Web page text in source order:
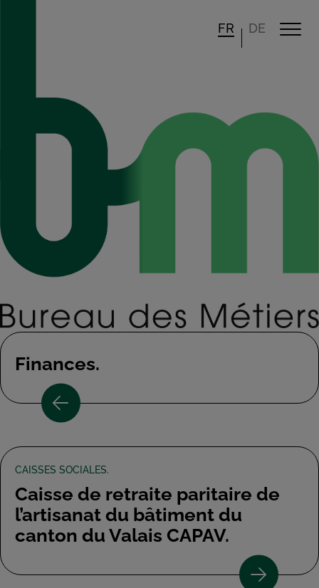
FR DE
Finances.
CAISSES SOCIALES.
Caisse de retraite paritaire de
l’artisanat du bâtiment du
canton du Valais CAPAV.